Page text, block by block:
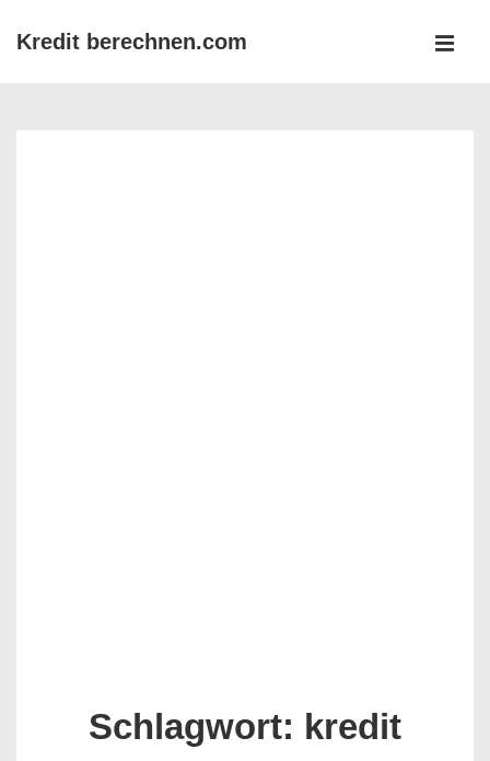
ZumKredit berechnen.com
Schlagwort: kredit